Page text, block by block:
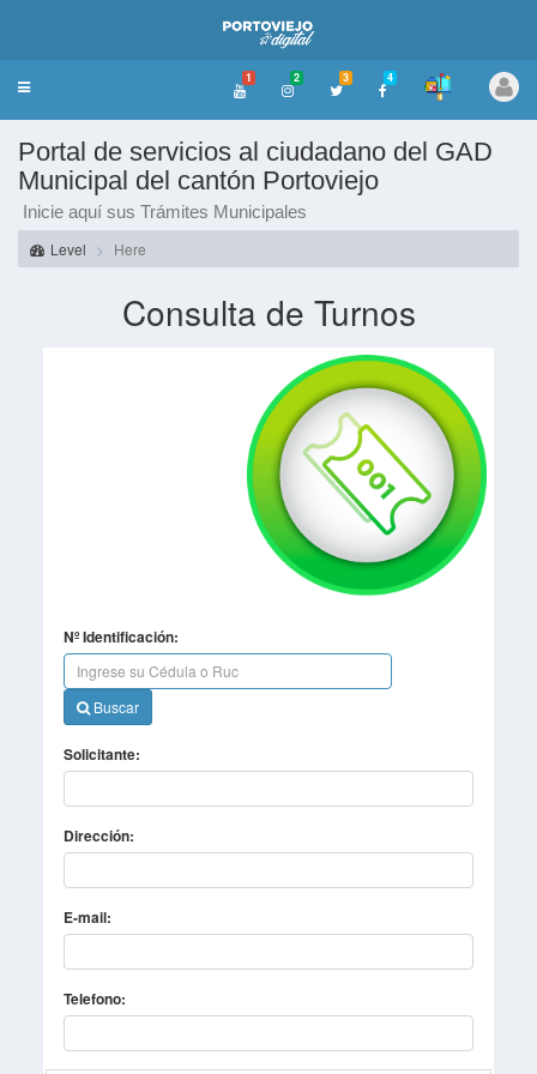
Toggle
1 2 3 4
Portal de servicios al ciudadano del GAD
Municipal del cantón Portoviejo
Inicie aquí sus Trámites Municipales
Level
Here
Consulta de Turnos
Nº Identificación:
Buscar
Solicitante:
Dirección:
E-mail:
Telefono: